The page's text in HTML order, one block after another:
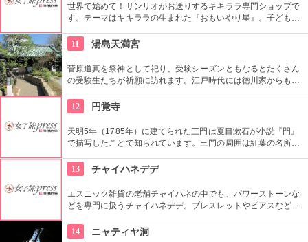
世界で始めて！サンリオがお送りするキキララ専門ショップで
す。テーマはキキララの生まれた『おもいやり星』。子どもか
11
湯島天満宮
菅原道真を祭神として祀り、受験シーズンともなるとたくさん
の受験生たちが祈願に訪れます。江戸時代には徳川家からも尊
おり、境内には約300本もの梅があり、毎年時期になるとかぐ
わしい香りを漂わせます。2月上旬〜3月上旬には梅祭りも開催
されて賑わいます。
12 円覚寺
天明5年（1785年）に建てられた三門は夏目漱石が小説『門』
で描写したことで知られています。三門の周囲は紅葉の名所と
見事なカエデの紅葉が見られます。
13 チャイハネデデ
エスニック雑貨の老舗チャイハネの中でも、パワーストーンな
どを専門に扱うチャイハネデデ。ブレスレットやピアスなども
14
ニャティヤ洞